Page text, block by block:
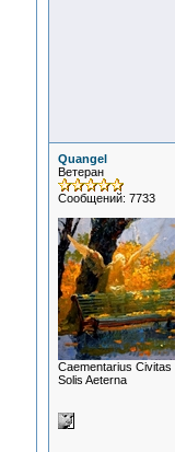
Quangel
Ветеран
Сообщений: 7733
Сaementarius Civitas
Solis Aeterna